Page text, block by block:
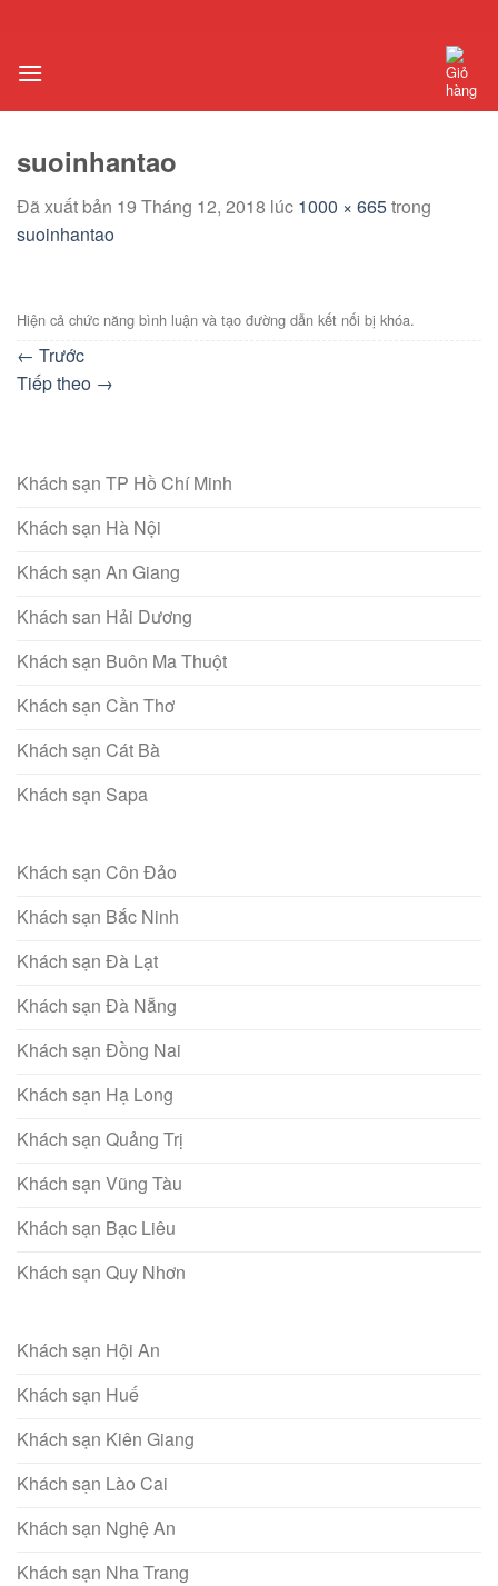
nội
suoinhantao
Đã xuất bản 19 Tháng 12, 2018 lúc 1000 × 665trong
suoinhantao
Hiện cả chức năng bình luận và tạo đường dẫn kết nối bị khóa.
← Trước
Tiếp theo →
Khách sạn TP Hồ Chí Minh
Khách sạn Hà Nội
Khách sạn An Giang
Khách san Hải Dương
Khách sạn Buôn Ma Thuột
Khách sạn Cần Thơ
Khách sạn Cát Bà
Khách sạn Sapa
Khách sạn Côn Đảo
Khách sạn Bắc Ninh
Khách sạn Đà Lạt
Khách sạn Đà Nẵng
Khách sạn Đồng Nai
Khách sạn Hạ Long
Khách sạn Quảng Trị
Khách sạn Vũng Tàu
Khách sạn Bạc Liêu
Khách sạn Quy Nhơn
Khách sạn Hội An
Khách sạn Huế
Khách sạn Kiên Giang
Khách sạn Lào Cai
Khách sạn Nghệ An
Khách sạn Nha Trang